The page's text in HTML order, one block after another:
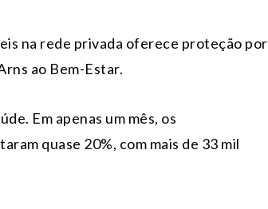
na rede privada oferece proteção por
ao Bem-Estar.
Em apenas um mês, os
quase 20%, com mais de 33 mil